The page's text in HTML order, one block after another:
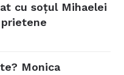
cu soțul Mihaelei
Monica